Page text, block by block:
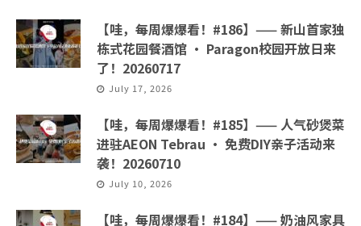
【哇，每周爆爆看！#186】—— 新山首家独
栋式花园餐酒馆 · Paragon校园开放日来
了！20260717
July 17, 2026
【哇，每周爆爆看！#185】—— 人气砂煲菜
进驻AEON Tebrau · 免费DIY亲子活动来
袭！20260710
July 10, 2026
【哇，每周爆爆看！#184】—— 奶油风家具